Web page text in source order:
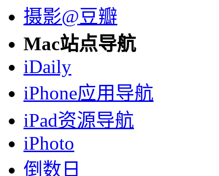
摄影@豆瓣
Mac站点导航
iDaily
iPhone应用导航
iPad资源导航
iPhoto
倒数日